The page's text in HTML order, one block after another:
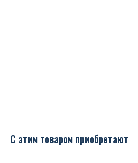
С этим товаром приобретают